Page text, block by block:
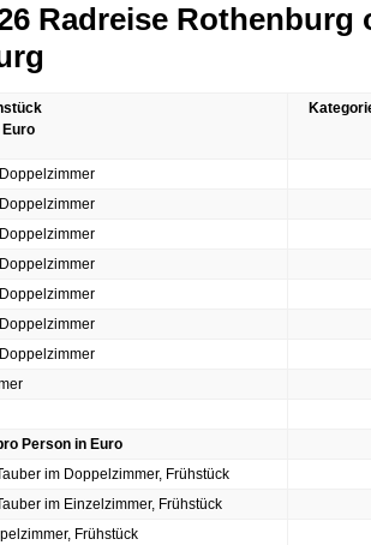
Radreise Rothenburg
Person in Euro
im Doppelzimmer, Frühstück
im Einzelzimmer, Frühstück
Frühstück